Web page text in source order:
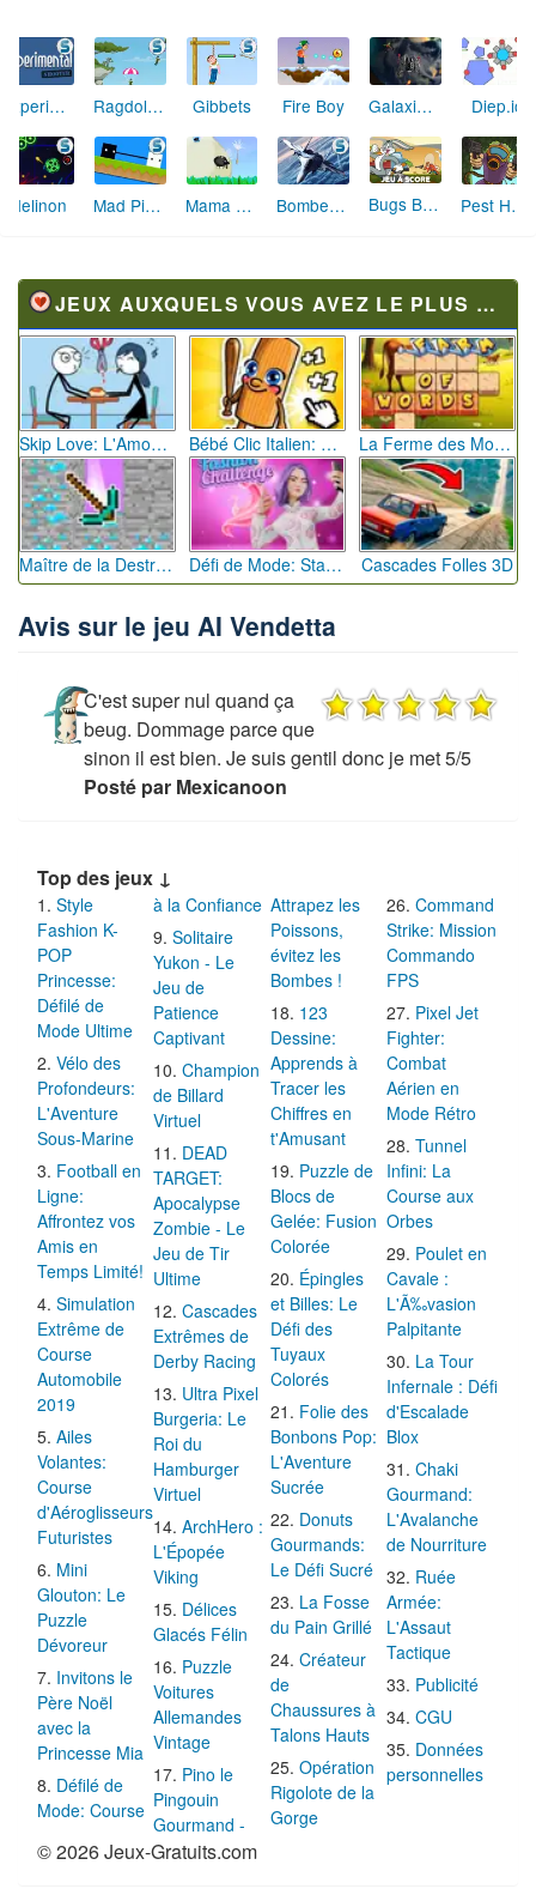
Experimental Shooter Ragdoll Parashooter Gibbets Fire Boy Galaxies Invaded Diep.io
Helinon Mad Pixel Run 2 Mama Mouche Bomber at War 2 : Battle for Resources (level pack) Bugs Bunny Chasse aux Carottes Pest Hunter 2
JEUX AUXQUELS VOUS AVEZ LE PLUS JOUÉ
Skip Love: L'Amour en Péril Bébé Clic Italien: La Folie des Petits Bambins La Ferme des Mots - Cultivez votre Vocabulaire
Maître de la Destruction: Fusion de Pioches Défi de Mode: Star du Podium Cascades Folles 3D
Avis sur le jeu AI Vendetta
C'est super nul quand ça
beug. Dommage parce que
sinon il est bien. Je suis gentil donc je met 5/5
Posté par Mexicanoon
Top des jeux ↓
Style
Fashion K-
POP
Princesse:
Défilé de
Mode Ultime
Vélo des
Profondeurs:
L'Aventure
Sous-Marine
Football en
Ligne:
Affrontez vos
Amis en
Temps Limité!
Simulation
Extrême de
Course
Automobile
2019
Ailes
Volantes:
Course
d'Aéroglisseurs
Futuristes
Mini
Glouton: Le
Puzzle
Dévoreur
Invitons le
Père Noël
avec la
Princesse Mia
Défilé de
Mode: Course
à la Confiance
Solitaire
Yukon - Le
Jeu de
Patience
Captivant
Champion
de Billard
Virtuel
DEAD
TARGET:
Apocalypse
Zombie - Le
Jeu de Tir
Ultime
Cascades
Extrêmes de
Derby Racing
Ultra Pixel
Burgeria: Le
Roi du
Hamburger
Virtuel
ArchHero :
L'Épopée
Viking
Délices
Glacés Félin
Puzzle
Voitures
Allemandes
Vintage
Pino le
Pingouin
Gourmand -
Attrapez les
Poissons,
évitez les
Bombes !
123
Dessine:
Apprends à
Tracer les
Chiffres en
t'Amusant
Puzzle de
Blocs de
Gelée: Fusion
Colorée
Épingles
et Billes: Le
Défi des
Tuyaux
Colorés
Folie des
Bonbons Pop:
L'Aventure
Sucrée
Donuts
Gourmands:
Le Défi Sucré
La Fosse
du Pain Grillé
Créateur
de
Chaussures à
Talons Hauts
Opération
Rigolote de la
Gorge
Command
Strike: Mission
Commando
FPS
Pixel Jet
Fighter:
Combat
Aérien en
Mode Rétro
Tunnel
Infini: La
Course aux
Orbes
Poulet en
Cavale :
L'Ã‰vasion
Palpitante
La Tour
Infernale : Défi
d'Escalade
Blox
Chaki
Gourmand:
L'Avalanche
de Nourriture
Ruée
Armée:
L'Assaut
Tactique
Publicité
CGU
Données
personnelles
© 2026 Jeux-Gratuits.com